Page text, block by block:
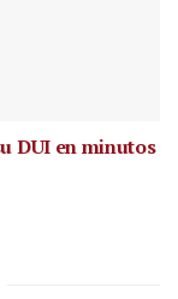
DUI en minutos